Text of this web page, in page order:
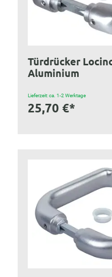
Türdrücker
Aluminium
Lieferzeit: ca. 1-2 Werktage
25,70 €*